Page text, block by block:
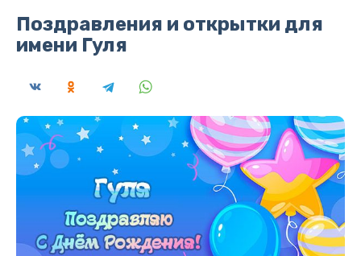
Поздравления и открытки для
имени Гуля